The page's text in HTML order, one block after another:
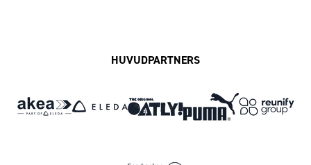
HUVUDPARTNERS